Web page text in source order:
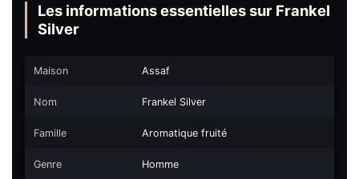
Les informations essentielles sur Frankel
Silver
Maison Assaf
Nom Frankel Silver
Famille Aromatique fruité
Genre Homme